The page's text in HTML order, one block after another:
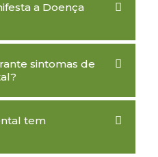
a Doença
sintomas de
tem